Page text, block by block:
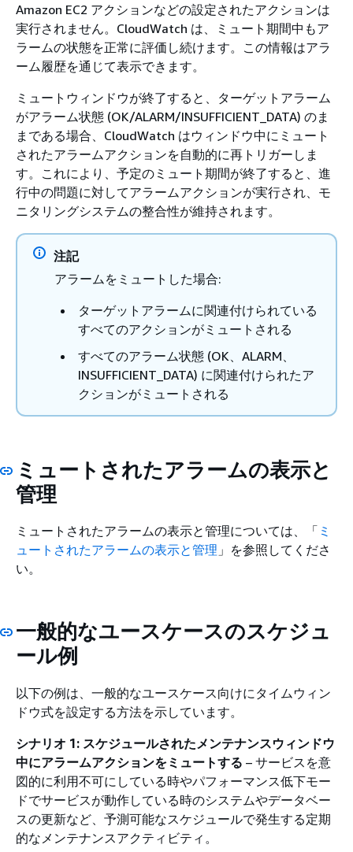
Amazon EC2 アクションなどの設定されたアクションは
実行されません。CloudWatch は、ミュート期間中もア
ラームの状態を正常に評価し続けます。この情報はアラ
ーム履歴を通じて表示できます。
ミュートウィンドウが終了すると、ターゲットアラーム
がアラーム状態 (OK/ALARM/INSUFFICIENT_DATA) のま
まである場合、CloudWatch はウィンドウ中にミュート
されたアラームアクションを自動的に再トリガーしま
す。これにより、予定のミュート期間が終了すると、進
行中の問題に対してアラームアクションが実行され、モ
ニタリングシステムの整合性が維持されます。
注記
アラームをミュートした場合:
ターゲットアラームに関連付けられている
すべてのアクションがミュートされる
すべてのアラーム状態 (OK、ALARM、
INSUFFICIENT_DATA) に関連付けられたア
クションがミュートされる
ミュートされたアラームの表示と
管理
ミュートされたアラームの表示と管理については、「 ミ
ュートされたアラームの表示と管理 」を参照してくださ
い。
一般的なユースケースのスケジュ
ール例
以下の例は、一般的なユースケース向けにタイムウィン
ドウ式を設定する方法を示しています。
シナリオ 1: スケジュールされたメンテナンスウィンドウ
中にアラームアクションをミュートする – サービスを意
図的に利用不可にしている時やパフォーマンス低下モー
ドでサービスが動作している時のシステムやデータベー
スの更新など、予測可能なスケジュールで発生する定期
的なメンテナンスアクティビティ。